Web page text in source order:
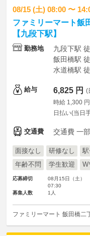
08/15 (土) 08:00 〜
ファミリーマート飯
【九段下駅】
勤務地
九段下駅
飯田橋駅
水道橋駅
給与 6,825 円 (
時給 1,300 円
日払い(当日
交通費 交通費 一
面接なし 研修なし 駅
年齢不問
学生歓迎 W
応募締切
08月15日（土）
07:30
募集人数
1人
ファミリーマート 飯田橋二